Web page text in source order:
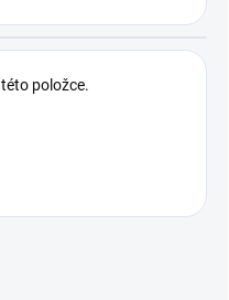
položce.